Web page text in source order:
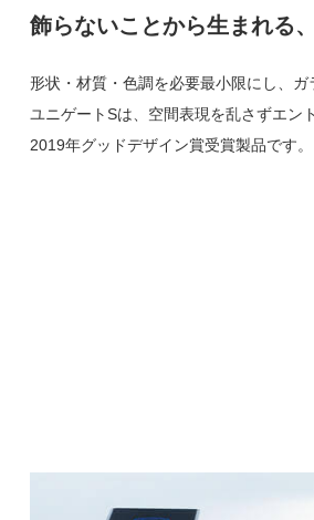
飾らないことから生まれる
形状・材質・色調を必要最小限にし、
ユニゲートSは、空間表現を乱さずエン
2019年グッドデザイン賞受賞製品です。